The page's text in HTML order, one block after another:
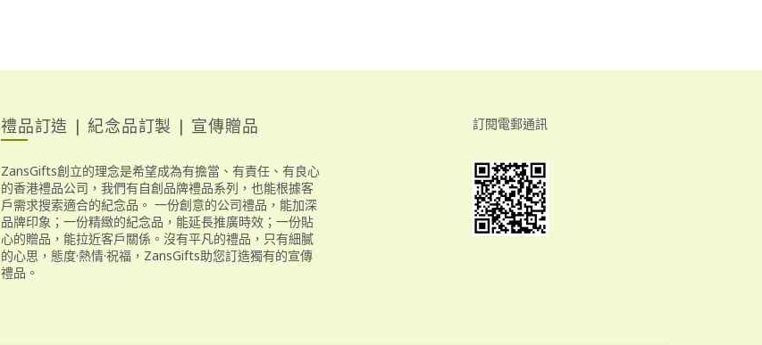
禮品訂造 | 紀念品訂製 | 宣傳贈品
ZansGifts創立的理念是希望成為有擔當、有責任、有良心
的香港禮品公司，我們有自創品牌禮品系列，也能根據客
戶需求搜索適合的紀念品。 一份創意的公司禮品，能加深
品牌印象；一份精緻的紀念品，能延長推廣時效；一份貼
心的贈品，能拉近客戶關係。沒有平凡的禮品，只有細膩
的心思，態度·熱情·祝福，ZansGifts助您訂造獨有的宣傳
禮品。
訂閱電郵通訊